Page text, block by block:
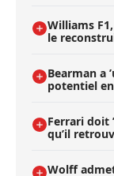
Williams
le
Bearman a
potentiel
Ferrari doit
qu’il
Wolff